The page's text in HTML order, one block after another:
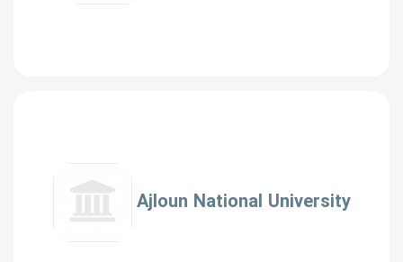
Ajloun National University